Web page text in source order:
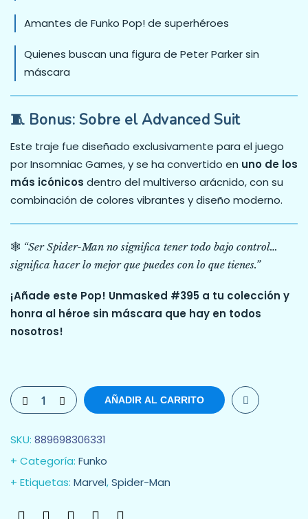
Amantes de Funko Pop! de superhéroes
Quienes buscan una figura de Peter Parker sin
máscara
🧵 Bonus: Sobre el Advanced Suit
Este traje fue diseñado exclusivamente para el juego
por Insomniac Games, y se ha convertido en uno de los
más icónicos dentro del multiverso arácnido, con su
combinación de colores vibrantes y diseño moderno.
🕸️ “Ser Spider-Man no significa tener todo bajo control…
significa hacer lo mejor que puedes con lo que tienes.”
¡Añade este Pop! Unmasked #395 a tu colección y
honra al héroe sin máscara que hay en todos
nosotros!
AÑADIR AL CARRITO
SKU: 889698306331
Categoría: Funko
Etiquetas: Marvel,Spider-Man